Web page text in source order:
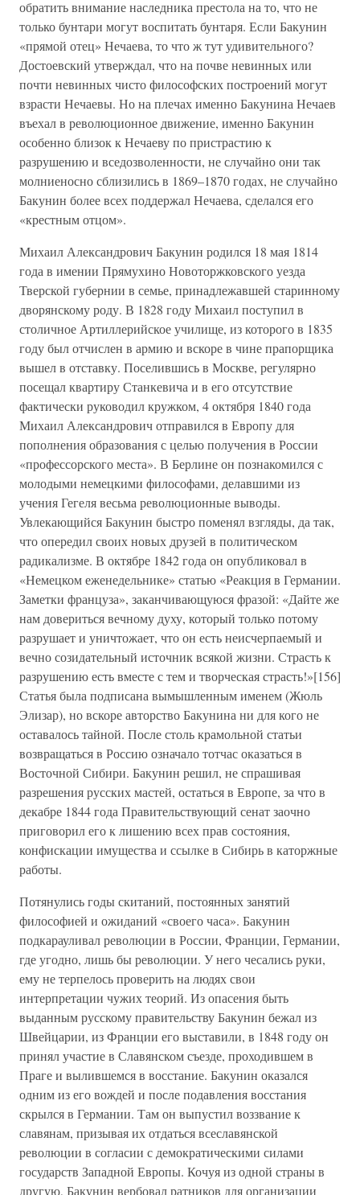
обратить внимание наследника престола на то, что не
только бунтари могут воспитать бунтаря. Если Бакунин
«прямой отец» Нечаева, то что ж тут удивительного?
Достоевский утверждал, что на почве невинных или
почти невинных чисто философских построений могут
взрасти Нечаевы. Но на плечах именно Бакунина Нечаев
въехал в революционное движение, именно Бакунин
особенно близок к Нечаеву по пристрастию к
разрушению и вседозволенности, не случайно они так
молниеносно сблизились в 1869–1870 годах, не случайно
Бакунин более всех поддержал Нечаева, сделался его
«крестным отцом».
Михаил Александрович Бакунин родился 18 мая 1814
года в имении Прямухино Новоторжковского уезда
Тверской губернии в семье, принадлежавшей старинному
дворянскому роду. В 1828 году Михаил поступил в
столичное Артиллерийское училище, из которого в 1835
году был отчислен в армию и вскоре в чине прапорщика
вышел в отставку. Поселившись в Москве, регулярно
посещал квартиру Станкевича и в его отсутствие
фактически руководил кружком, 4 октября 1840 года
Михаил Александрович отправился в Европу для
пополнения образования с целью получения в России
«профессорского места». В Берлине он познакомился с
молодыми немецкими философами, делавшими из
учения Гегеля весьма революционные выводы.
Увлекающийся Бакунин быстро поменял взгляды, да так,
что опередил своих новых друзей в политическом
радикализме. В октябре 1842 года он опубликовал в
«Немецком еженедельнике» статью «Реакция в Германии.
Заметки француза», заканчивающуюся фразой: «Дайте же
нам довериться вечному духу, который только потому
разрушает и уничтожает, что он есть неисчерпаемый и
вечно созидательный источник всякой жизни. Страсть к
разрушению есть вместе с тем и творческая страсть!»[156]
Статья была подписана вымышленным именем (Жюль
Элизар), но вскоре авторство Бакунина ни для кого не
оставалось тайной. После столь крамольной статьи
возвращаться в Россию означало тотчас оказаться в
Восточной Сибири. Бакунин решил, не спрашивая
разрешения русских мастей, остаться в Европе, за что в
декабре 1844 года Правительствующий сенат заочно
приговорил его к лишению всех прав состояния,
конфискации имущества и ссылке в Сибирь в каторжные
работы.
Потянулись годы скитаний, постоянных занятий
философией и ожиданий «своего часа». Бакунин
подкарауливал революции в России, Франции, Германии,
где угодно, лишь бы революции. У него чесались руки,
ему не терпелось проверить на людях свои
интерпретации чужих теорий. Из опасения быть
выданным русскому правительству Бакунин бежал из
Швейцарии, из Франции его выставили, в 1848 году он
принял участие в Славянском съезде, проходившем в
Праге и вылившемся в восстание. Бакунин оказался
одним из его вождей и после подавления восстания
скрылся в Германии. Там он выпустил воззвание к
славянам, призывая их отдаться всеславянской
революции в согласии с демократическими силами
государств Западной Европы. Кочуя из одной страны в
другую, Бакунин вербовал ратников для организации